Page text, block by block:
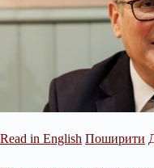
Read in English Поширити